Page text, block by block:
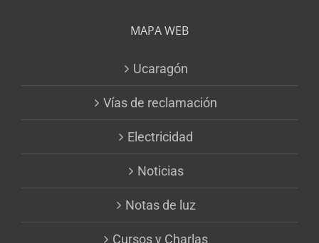
MAPA WEB
Ucaragón
Vías de reclamación
Electricidad
Noticias
Notas de luz
Cursos y Charlas